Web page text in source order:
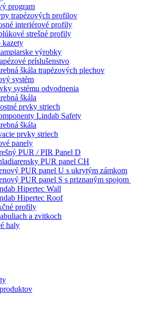
program
trapézových profilov
interiérové profily
strešné profily
kazety
výrobky
príslušenstvo
škála trapézových plechov
systém
systému odvodnenia
škála
prvky striech
Lindab Safety
škála
prvky striech
panely
PUR / PIR Panel D
PUR panel CH
PUR panel U s ukrytým zámkom
PUR panel S s priznaným spojom
Hipertec Wall
Hipertec Roof
profily
a zvitkoch
haly